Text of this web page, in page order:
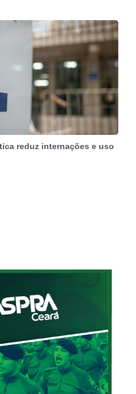
reduz internações e uso